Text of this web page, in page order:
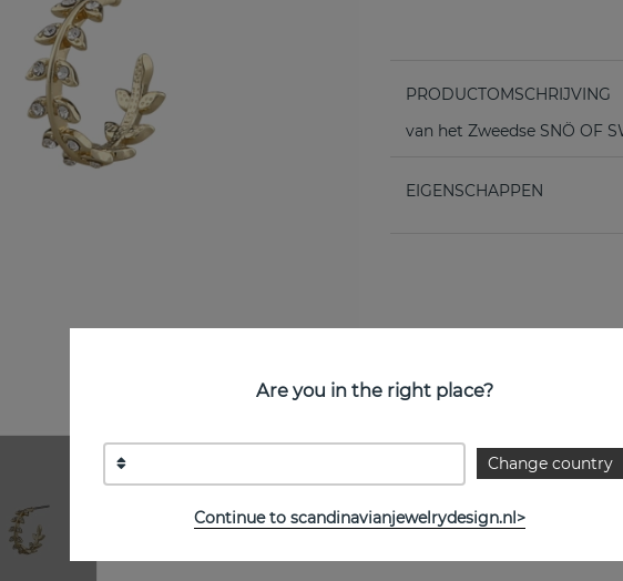
PRODUCTOMSCHRIJVING
van het Zweedse SNÖ OF
EIGENSCHAPPEN
Are you in the right place?
Change country
Continue to scandinavianjewelrydesign.nl>